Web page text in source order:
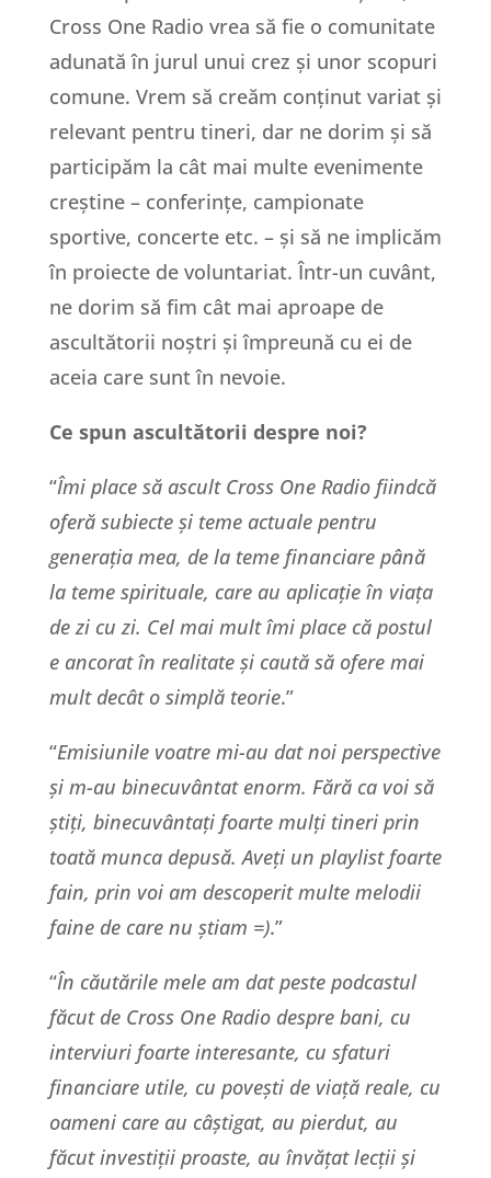
Cross One Radio vrea să fie o comunitate
adunată în jurul unui crez și unor scopuri
comune. Vrem să creăm conținut variat și
relevant pentru tineri, dar ne dorim și să
participăm la cât mai multe evenimente
creștine – conferințe, campionate
sportive, concerte etc. – și să ne implicăm
în proiecte de voluntariat. Într-un cuvânt,
ne dorim să fim cât mai aproape de
ascultătorii noștri și împreună cu ei de
aceia care sunt în nevoie.
Ce spun ascultătorii despre noi?
“Îmi place să ascult Cross One Radio fiindcă
oferă subiecte și teme actuale pentru
generația mea, de la teme financiare până
la teme spirituale, care au aplicație în viața
de zi cu zi. Cel mai mult îmi place că postul
e ancorat în realitate și caută să ofere mai
mult decât o simplă teorie.”
“Emisiunile voatre mi-au dat noi perspective
și m-au binecuvântat enorm. Fără ca voi să
știți, binecuvântați foarte mulți tineri prin
toată munca depusă. Aveți un playlist foarte
fain, prin voi am descoperit multe melodii
faine de care nu știam =).”
“În căutările mele am dat peste podcastul
făcut de Cross One Radio despre bani, cu
interviuri foarte interesante, cu sfaturi
financiare utile, cu povești de viață reale, cu
oameni care au câștigat, au pierdut, au
făcut investiții proaste, au învățat lecții și